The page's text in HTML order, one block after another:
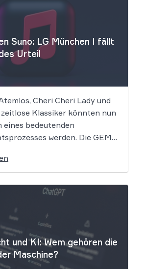
Suno: LG München I fällt
Urteil
Cheri Cheri Lady und
Klassiker könnten nun
eines bedeutenden
werden. Die GEMA
ihrer Mitglieder verteidigen.
hinter der populären KI-
massive
vorgeworfen.
und KI: Wem gehören die
Maschine?